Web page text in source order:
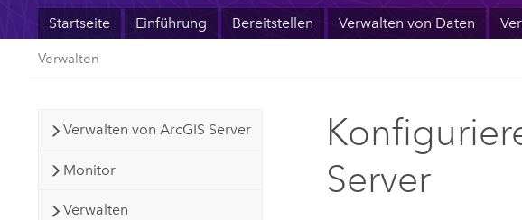
Startseite Einführung Bereitstellen Verwalten von Daten
Verwalten
Verwalten von ArcGIS Server
Monitor
Verwalten
Server